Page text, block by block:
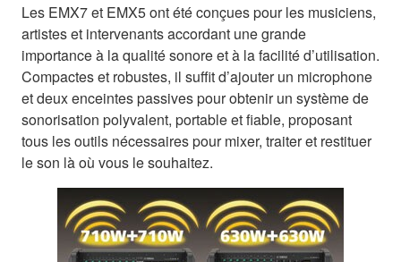
Les EMX7 et EMX5 ont été conçues pour les musiciens,
artistes et intervenants accordant une grande
importance à la qualité sonore et à la facilité d’utilisation.
Compactes et robustes, il suffit d’ajouter un microphone
et deux enceintes passives pour obtenir un système de
sonorisation polyvalent, portable et fiable, proposant
tous les outils nécessaires pour mixer, traiter et restituer
le son là où vous le souhaitez.